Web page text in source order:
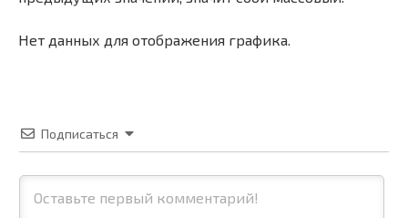
Нет данных для отображения графика.
Подписаться